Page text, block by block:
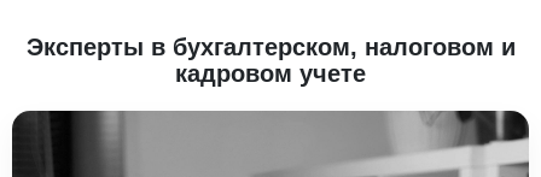
Эксперты в бухгалтерском, налоговом и
кадровом учете